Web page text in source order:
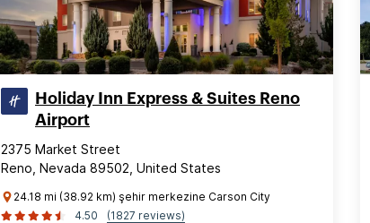
Holiday Inn Express & Suites Reno
Airport
2375 Market Street
Reno, Nevada 89502, United States
24.18 mi (38.92 km) şehir merkezine Carson City
4.50
(1827 reviews)